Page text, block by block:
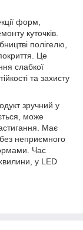
форм,
куточків.
полігелю,
Це
слабкої
та захисту
зручний у
може
Має
без неприємного
Час
у LED